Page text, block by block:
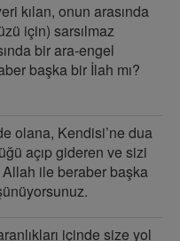
kılan, onun arasında
için) sarsılmaz
bir ara-engel
başka bir İlah mı?
olana, Kendisi’ne dua
açıp gideren ve sizi
Allah ile beraber başka
içinde size yol